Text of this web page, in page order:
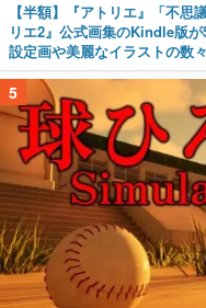
【半額】『アトリエ』「不思
リエ2』公式画集のKindle版
設定画や美麗なイラストの数
5